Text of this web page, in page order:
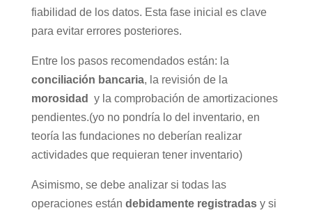
fiabilidad de los datos. Esta fase inicial es clave
para evitar errores posteriores.
Entre los pasos recomendados están: la
conciliación bancaria, la revisión de la
morosidad
y la comprobación de amortizaciones
pendientes.(yo no pondría lo del inventario, en
teoría las fundaciones no deberían realizar
actividades que requieran tener inventario)
Asimismo, se debe analizar si todas las
operaciones están debidamente registradasy si